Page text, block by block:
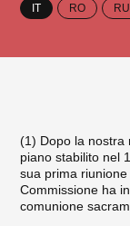
IT RO RU
(1) Dopo la nostra
piano stabilito nel
sua prima
Commis­sione ha
comunione